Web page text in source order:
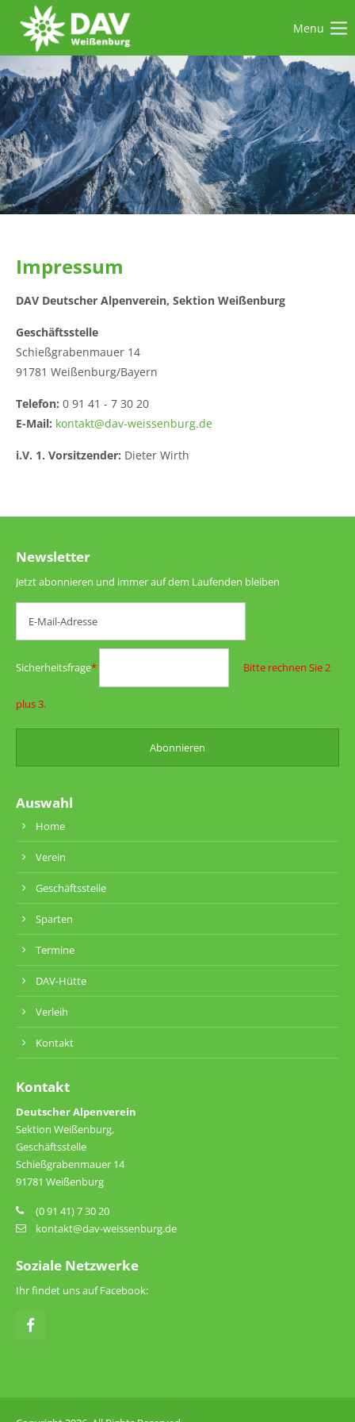
Der Eintrag "offcanvas-col1" existiert leider nicht.
Der Eintrag "offcanvas-col2" existiert leider nicht.
Der Eintrag "offcanvas-col3" existiert leider nicht.
Der Eintrag "offcanvas-col4" existiert leider nicht.
Menu
Impressum
DAV Deutscher Alpenverein, Sektion Weißenburg
Geschäftsstelle
Schießgrabenmauer 14
91781 Weißenburg/Bayern
Telefon: 0 91 41 - 7 30 20
E-Mail: kontakt@dav-weissenburg.de
i.V. 1. Vorsitzender: Dieter Wirth
Newsletter
Jetzt abonnieren und immer auf dem Laufenden bleiben
Sicherheitsfrage* Bitte rechnen Sie 2
plus 3.
Auswahl
Home
Verein
Geschäftsstelle
Sparten
Termine
DAV-Hütte
Verleih
Kontakt
Kontakt
Deutscher Alpenverein
Sektion Weißenburg,
Geschäftsstelle
Schießgrabenmauer 14
91781 Weißenburg
(0 91 41) 7 30 20
kontakt@dav-weissenburg.de
Soziale Netzwerke
Ihr findet uns auf Facebook: